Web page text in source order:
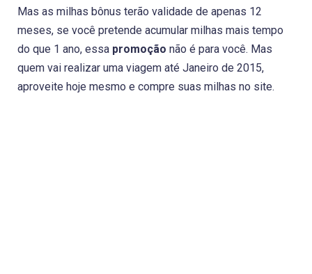
Mas as milhas bônus terão validade de apenas 12
meses, se você pretende acumular milhas mais tempo
do que 1 ano, essa promoção não é para você. Mas
quem vai realizar uma viagem até Janeiro de 2015,
aproveite hoje mesmo e compre suas milhas no site.